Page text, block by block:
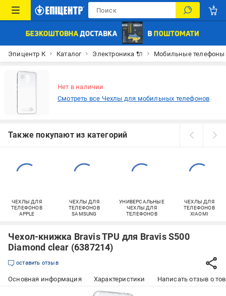
Эпицентр К Каталог Электроника 🔌 Мобильные телефоны
Нет в наличии
Смотреть все Чехлы для мобильных телефонов
Также покупают из категорий
ЧЕХЛЫ ДЛЯ
ТЕЛЕФОНОВ
APPLE
ЧЕХЛЫ ДЛЯ
ТЕЛЕФОНОВ
SAMSUNG
УНИВЕРСАЛЬНЫЕ
ЧЕХЛЫ ДЛЯ
ТЕЛЕФОНОВ
ЧЕХЛЫ ДЛЯ
ТЕЛЕФОНОВ
XIAOMI
Чехол-книжка Bravis TPU для Bravis S500
Diamond clear (6387214)
оставить отзыв
Основная информация Характеристики Написать отзыв о